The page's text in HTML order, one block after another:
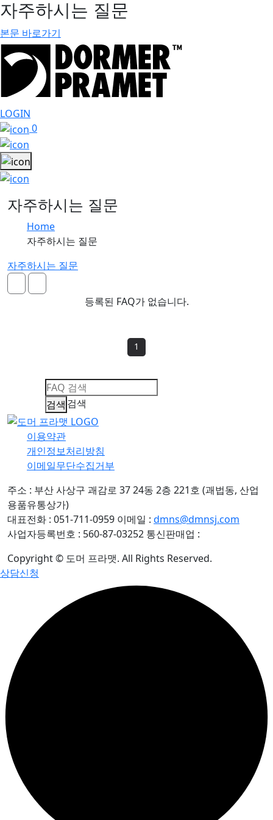
자주하시는 질문
본문 바로가기
LOGIN
0
자주하시는 질문
Home
자주하시는 질문
자주하시는 질문
등록된 FAQ가 없습니다.
1
검색
이용약관
개인정보처리방침
이메일무단수집거부
주소 : 부산 사상구 괘감로 37 24동 2층 221호 (괘법동, 산업
용품유통상가)
대표전화 : 051-711-0959 이메일 : dmns@dmnsj.com
사업자등록번호 : 560-87-03252 통신판매업 :
Copyright © 도머 프라맷. All Rights Reserved.
상담신청